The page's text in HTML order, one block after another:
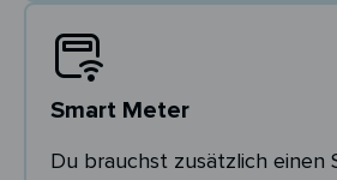
Smart Meter
Du brauchst zusätzlich einen